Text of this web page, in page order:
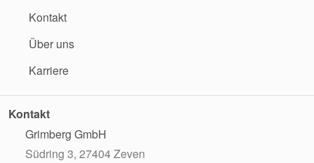
Kontakt
Über uns
Karriere
Kontakt
Grimberg GmbH
Südring 3, 27404 Zeven